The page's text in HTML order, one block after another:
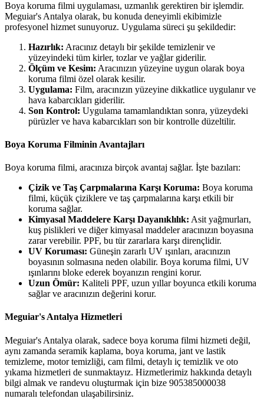
Boya koruma filmi uygulaması, uzmanlık gerektiren bir işlemdir.
Meguiar's Antalya olarak, bu konuda deneyimli ekibimizle
profesyonel hizmet sunuyoruz. Uygulama süreci şu şekildedir:
Hazırlık: Aracınız detaylı bir şekilde temizlenir ve
yüzeyindeki tüm kirler, tozlar ve yağlar giderilir.
Ölçüm ve Kesim: Aracınızın yüzeyine uygun olarak boya
koruma filmi özel olarak kesilir.
Uygulama: Film, aracınızın yüzeyine dikkatlice uygulanır ve
hava kabarcıkları giderilir.
Son Kontrol: Uygulama tamamlandıktan sonra, yüzeydeki
pürüzler ve hava kabarcıkları son bir kontrolle düzeltilir.
Boya Koruma Filminin Avantajları
Boya koruma filmi, aracınıza birçok avantaj sağlar. İşte bazıları:
Çizik ve Taş Çarpmalarına Karşı Koruma: Boya koruma
filmi, küçük çiziklere ve taş çarpmalarına karşı etkili bir
koruma sağlar.
Kimyasal Maddelere Karşı Dayanıklılık: Asit yağmurları,
kuş pislikleri ve diğer kimyasal maddeler aracınızın boyasına
zarar verebilir. PPF, bu tür zararlara karşı dirençlidir.
UV Koruması: Güneşin zararlı UV ışınları, aracınızın
boyasının solmasına neden olabilir. Boya koruma filmi, UV
ışınlarını bloke ederek boyanızın rengini korur.
Uzun Ömür: Kaliteli PPF, uzun yıllar boyunca etkili koruma
sağlar ve aracınızın değerini korur.
Meguiar's Antalya Hizmetleri
Meguiar's Antalya olarak, sadece boya koruma filmi hizmeti değil,
aynı zamanda seramik kaplama, boya koruma, jant ve lastik
temizleme, motor temizliği, cam filmi, detaylı iç temizlik ve oto
yıkama hizmetleri de sunmaktayız. Hizmetlerimiz hakkında detaylı
bilgi almak ve randevu oluşturmak için bize 905385000038
numaralı telefondan ulaşabilirsiniz.